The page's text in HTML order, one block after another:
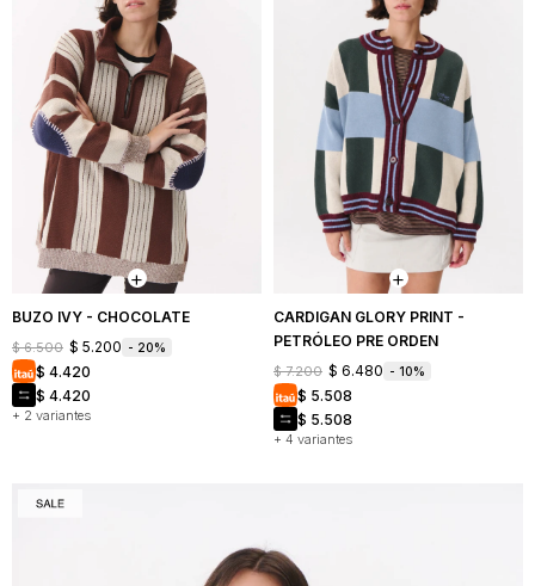
BUZO IVY - CHOCOLATE
+ 2 variantes
$ 6.500 $ 5.200 20
$ 4.420
$ 4.420
CARDIGAN GLORY PRINT -
PETRÓLEO PRE ORDEN
+ 4 variantes
$ 7.200 $ 6.480 10
$ 5.508
$ 5.508